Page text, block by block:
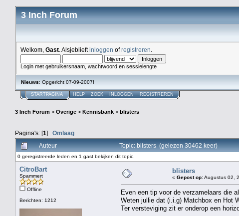
3 Inch Forum
Welkom, Gast . Alsjeblieftinloggen ofregistreren
Login met gebruikersnaam, wachtwoord en sessielengte
Nieuws: Opgericht 07-09-2007!
STARTPAGINA HELP ZOEK INLOGGEN REGISTREREN
3 Inch Forum > Overige > Kennisbank > blisters
Pagina's: [1] Omlaag
Auteur Topic: blisters (gelezen 30462 keer)
0 geregistreerde leden en 1 gast bekijken dit topic.
CitroBart
Spammert
Offline
Berichten: 1212
blisters
« Gepost op:Augustus 02,
Even een tip voor de verzamelaars die
Weten jullie dat (i.i.g) Matchbox en Hot
Ter versteviging zit er onderop een